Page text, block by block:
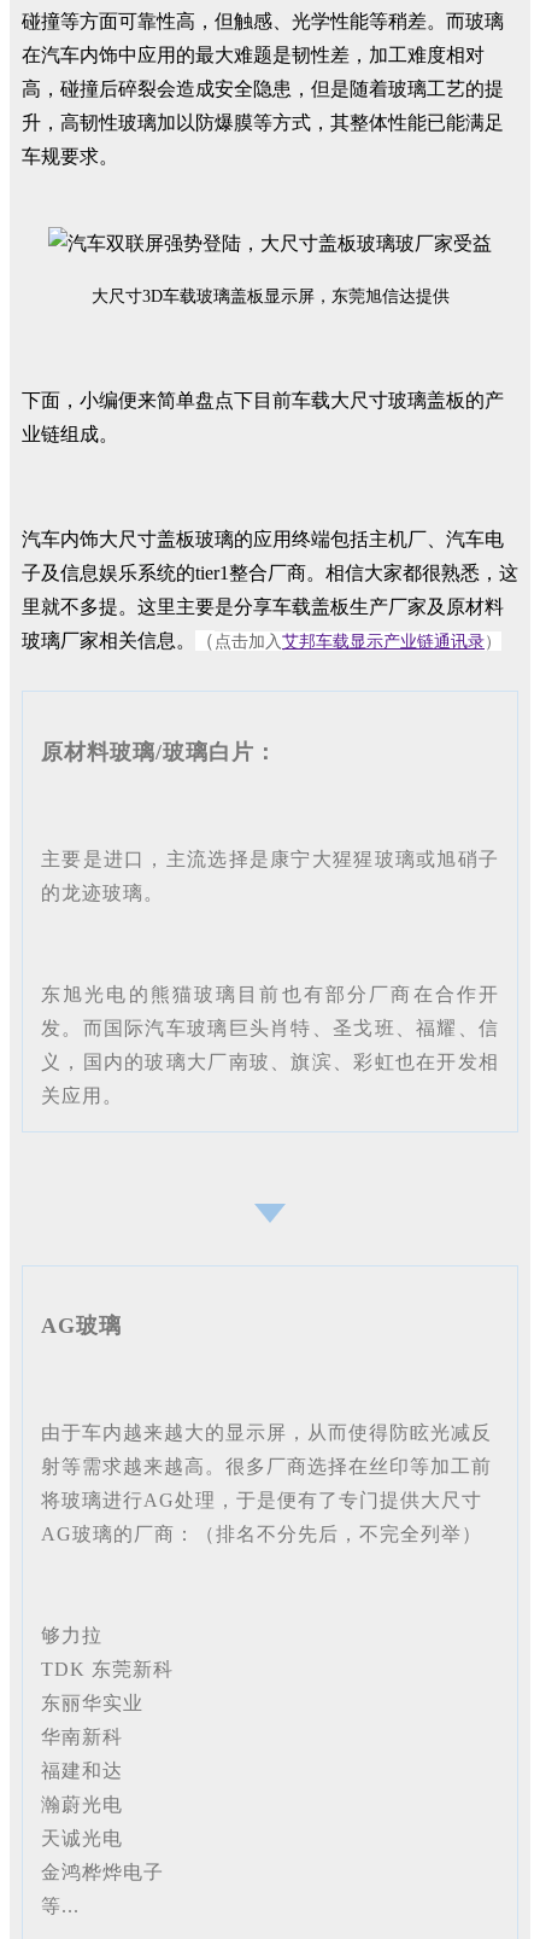
碰撞等方面可靠性高，但触感、光学性能等稍差。而玻璃
在汽车内饰中应用的最大难题是韧性差，加工难度相对
高，碰撞后碎裂会造成安全隐患，但是随着玻璃工艺的提
升，高韧性玻璃加以防爆膜等方式，其整体性能已能满足
车规要求。
大尺寸3D车载玻璃盖板显示屏，东莞旭信达提供
下面，小编便来简单盘点下目前车载大尺寸玻璃盖板的产
业链组成。
汽车内饰大尺寸盖板玻璃的应用终端包括主机厂、汽车电
子及信息娱乐系统的tier1整合厂商。相信大家都很熟悉，这
里就不多提。这里主要是分享车载盖板生产厂家及原材料
玻璃厂家相关信息。
（ 点击加入艾邦车载显示产业链通讯录）
原材料玻璃/玻璃白片：
主要是进口，主流选择是康宁大猩猩玻璃或旭硝子
的龙迹玻璃。
东旭光电的熊猫玻璃目前也有部分厂商在合作开
发。而国际汽车玻璃巨头肖特、圣戈班、福耀、信
义，国内的玻璃大厂南玻、旗滨、彩虹也在开发相
关应用。
AG玻璃
由于车内越来越大的显示屏，从而使得防眩光减反
射等需求越来越高。很多厂商选择在丝印等加工前
将玻璃进行AG处理，于是便有了专门提供大尺寸
AG玻璃的厂商：（排名不分先后，不完全列举）
够力拉
TDK 东莞新科
东丽华实业
华南新科
福建和达
瀚蔚光电
天诚光电
金鸿桦烨电子
等...